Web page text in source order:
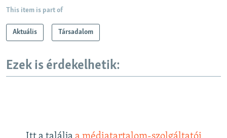
This item is part of
Aktuális Társadalom
Ezek is érdekelhetik: